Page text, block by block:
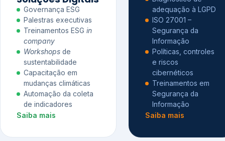
Governança ESG
Palestras executivas
Treinamentos ESG in
company
Workshops de
sustentabilidade
Capacitação em
mudanças climáticas
Automação da coleta
de indicadores
Saiba mais
adequação à LGPD
ISO 27001 –
Segurança da
Informação
Políticas, controles
e riscos
cibernéticos
Treinamentos em
Segurança da
Informação
Saiba mais